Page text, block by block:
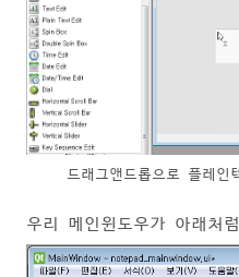
드래그앤드롭으로 플레
우리 메인윈도우가 아래처